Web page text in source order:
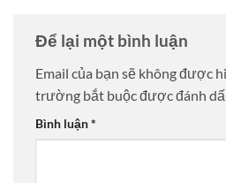
Để lại một bình luận
Email của bạn sẽ không được
trường bắt buộc được đánh
Bình luận*